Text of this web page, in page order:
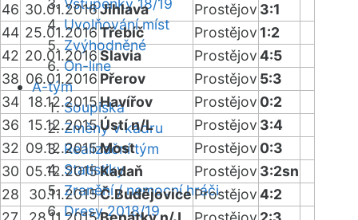
Vstupenky 18/19
Uvolňování míst
Zvýhodněné
On-line
A-tým
Soupiska
Změny v kádru
Realizační tým
Statistiky
Zranění / nemocní hráči
Dresy 2018/19
46 30.01.2016Jihlava Prostějov 3:1
44 25.01.2016Třebíč Prostějov 1:2
42 20.01.2016Slavia Prostějov4:5
38 06.01.2016 Přerov Prostějov 5:3
34 18.12.2015Havířov Prostějov 0:2
36
15.12.2015Ústí n/L Prostějov 3:4
32 09.12.2015Most Prostějov 0:3
30 05.12.2015Kadaň Prostějov 3:2sn
28
30.11.2015Č.BudějoviceProstějov4:2